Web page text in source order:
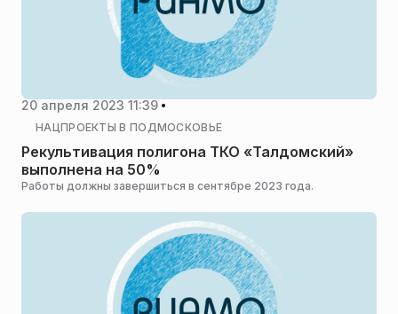
20 апреля 2023 11:39
НАЦПРОЕКТЫ В ПОДМОСКОВЬЕ
Рекультивация полигона ТКО «Талдомский»
выполнена на 50%
Работы должны завершиться в сентябре 2023 года.